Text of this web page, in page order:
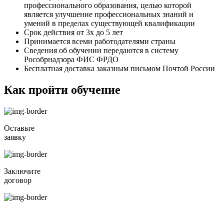
профессионального образования, целью которой
является улучшение профессиональных знаний и
умений в пределах существующей квалификации
Срок действия от 3х до 5 лет
Принимается всеми работодателями страны
Сведения об обучении передаются в систему
Рособрнадзора ФИС ФРДО
Бесплатная доставка заказным письмом Почтой России
Как пройти обучение
Оставьте
заявку
Заключите
договор